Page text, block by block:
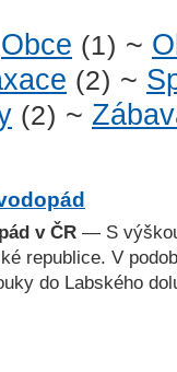
Obce (1) ~
(2) ~
(2) ~
v ČR — S
republice. V
do Labského